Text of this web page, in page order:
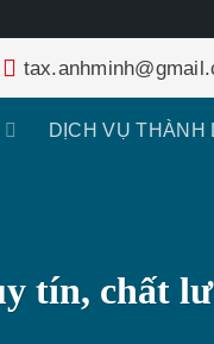
DỊCH VỤ THÀNH
tín, chất